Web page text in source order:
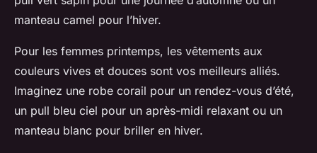
manteau camel pour l’hiver.
Pour les femmes printemps, les vêtements aux
couleurs vives et douces sont vos meilleurs alliés.
Imaginez une robe corail pour un rendez-vous d’été,
un pull bleu ciel pour un après-midi relaxant ou un
manteau blanc pour briller en hiver.